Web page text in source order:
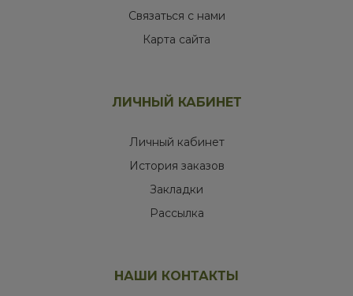
Связаться с нами
Карта сайта
ЛИЧНЫЙ КАБИНЕТ
Личный кабинет
История заказов
Закладки
Рассылка
НАШИ КОНТАКТЫ